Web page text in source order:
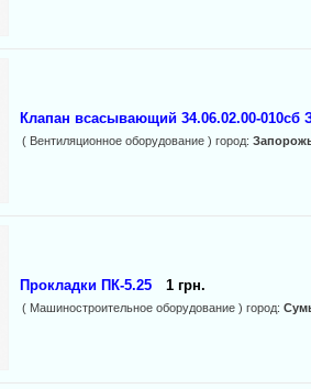
Клапан всасывающий 34.06.02.00-010сб
( Вентиляционное оборудование ) город:
Прокладки ПК-5.25 1 грн.
( Машиностроительное оборудование ) город: